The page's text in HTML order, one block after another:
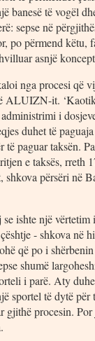
banesë të vogël
sepse në
po përmend
asnjë
nga procesi që
ALUIZN-it.
i
duhet të
të paguar taksën.
e taksës, rreth
përsëri në
ishte një
- shkova
që po i
shumë
i parë. Aty
sportel të dytë
procesin.